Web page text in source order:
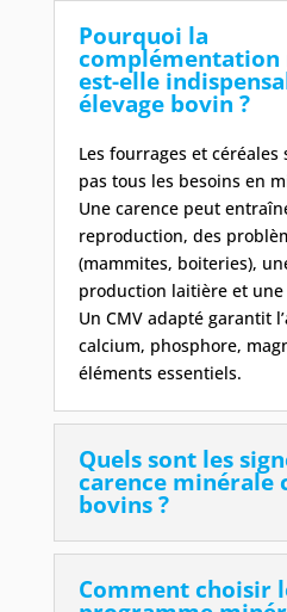
Pourquoi la
complémentation
est-elle
élevage bovin ?
Les fourrages et
pas tous les besoins en
Une carence peut
reproduction, des
(mammites, boiteries),
production laitière et
Un CMV adapté garantit
calcium, phosphore,
éléments essentiels.
Quels sont les
carence minérale
bovins ?
Comment choisir